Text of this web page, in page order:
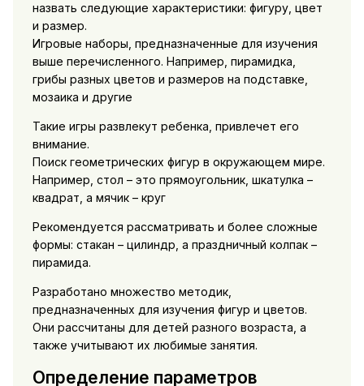
назвать следующие характеристики: фигуру, цвет
и размер.
Игровые наборы, предназначенные для изучения
выше перечисленного. Например, пирамидка,
грибы разных цветов и размеров на подставке,
мозаика и другие
Такие игры развлекут ребенка, привлечет его
внимание.
Поиск геометрических фигур в окружающем мире.
Например, стол – это прямоугольник, шкатулка –
квадрат, а мячик – круг
Рекомендуется рассматривать и более сложные
формы: стакан – цилиндр, а праздничный колпак –
пирамида.
Разработано множество методик,
предназначенных для изучения фигур и цветов.
Они рассчитаны для детей разного возраста, а
также учитывают их любимые занятия.
Определение параметров